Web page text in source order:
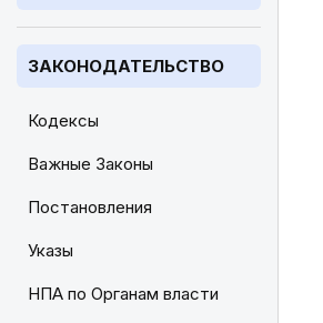
ЗАКОНОДАТЕЛЬСТВО
Кодексы
Важные Законы
Постановления
Указы
НПА по Органам власти